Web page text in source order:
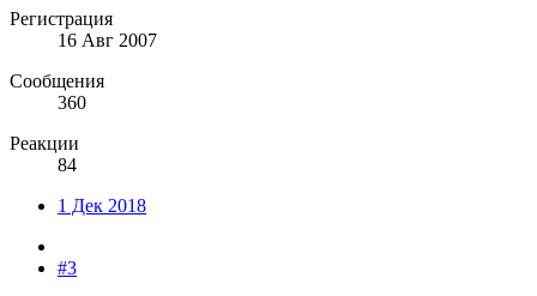
Регистрация
16 Авг 2007
Сообщения
360
Реакции
84
1 Дек 2018
#3